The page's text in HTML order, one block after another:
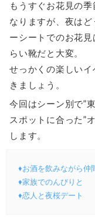
もうすぐお花見の
なりますが、夜は
ーシートでのお花
らい靴だと大変。
せっかくの楽しい
きましょう。
今回はシーン別で”
スポットに合った”
します。
♦お酒を飲みながら仲
♦家族でのんびりと
♦恋人と夜桜デート